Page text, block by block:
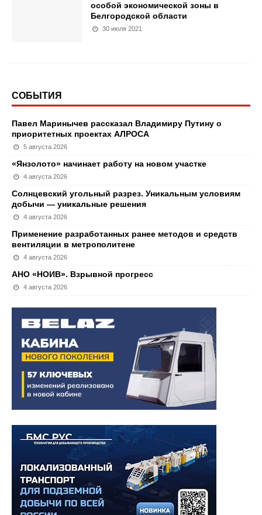
особой экономической зоны в
Белгородской области
30 июля 2021
СОБЫТИЯ
Павел Маринычев рассказал Владимиру Путину о
приоритетных проектах АЛРОСА
5 августа 2026
«Янзолото» начинает работу на новом участке
4 августа 2026
Солнцевский угольный разрез. Уникальным условиям
добычи — уникальные решения
4 августа 2026
Применение разработанных ранее методов и средств
вентиляции в метрополитене
4 августа 2026
АНО «НОИВ». Взрывной прогресс
4 августа 2026